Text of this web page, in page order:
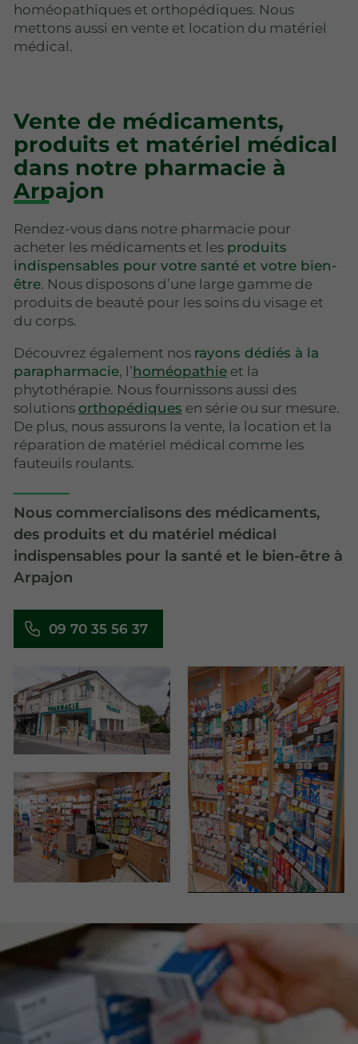
homéopathiques et orthopédiques. Nous
mettons aussi en vente et location du matériel
médical.
Vente de médicaments,
produits et matériel médical
dans notre pharmacie à
Arpajon
Rendez-vous dans notre pharmacie pour
acheter les médicaments et les produits
indispensables pour votre santé et votre bien-
être. Nous disposons d’une large gamme de
produits de beauté pour les soins du visage et
du corps.
Découvrez également nos rayons dédiés à la
parapharmacie, l’homéopathie et la
phytothérapie. Nous fournissons aussi des
solutions orthopédiques en série ou sur mesure.
De plus, nous assurons la vente, la location et la
réparation de matériel médical comme les
fauteuils roulants.
Nous commercialisons des médicaments,
des produits et du matériel médical
indispensables pour la santé et le bien-être à
Arpajon
09 70 35 56 37